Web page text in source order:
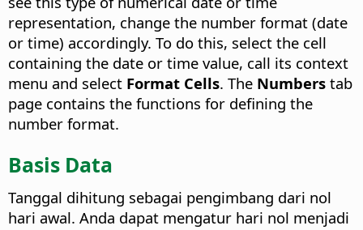
representation, change the number format (date
or time) accordingly. To do this, select the cell
containing the date or time value, call its context
menu and select Format Cells. The Numbers tab
page contains the functions for defining the
number format.
Basis Data
Tanggal dihitung sebagai pengimbang dari nol
hari awal. Anda dapat mengatur hari nol menjadi